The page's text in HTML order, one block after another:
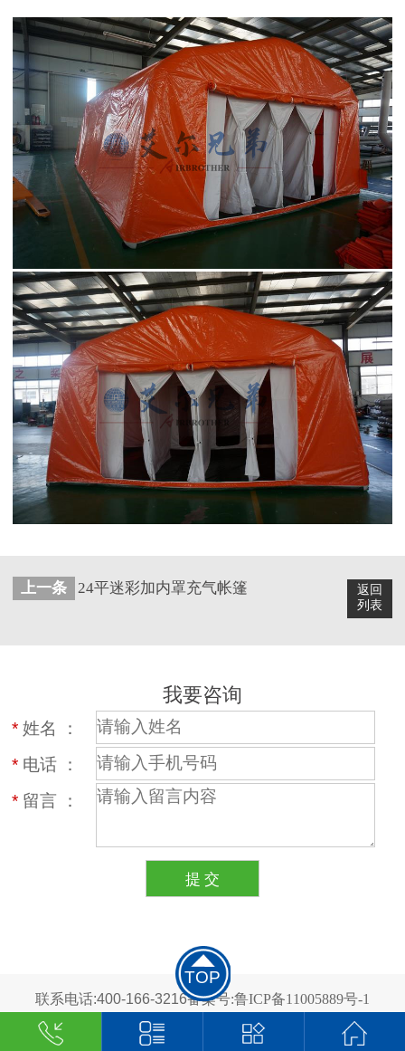
返回
列表
上一条 24平迷彩加内罩充气帐篷
我要咨询
*姓名 ：
* 电话 ：
* 留言 ：
TOP
联系电话:400-166-3216备案号:鲁ICP备11005889号-1
2024 青岛艾尔兄弟科技有限公司 版权所有